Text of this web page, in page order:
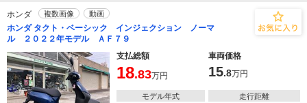
ホンダ 複数画像 動画
ホンダ タクト・ベーシック インジェクション ノーマ
ル ２０２２年モデル ＡＦ７９
支払総額
車両価格
18.83万円 15.8万円
モデル年式
走行距離